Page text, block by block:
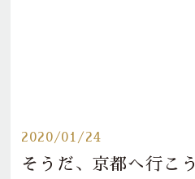
2020/01/24
そうだ、京都へ行こう